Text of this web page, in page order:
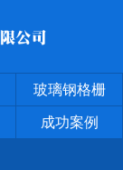
玻璃钢格栅
成功案例